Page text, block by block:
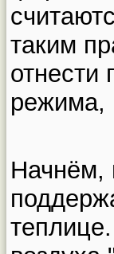
таким
отнести
режима,
Начнём,